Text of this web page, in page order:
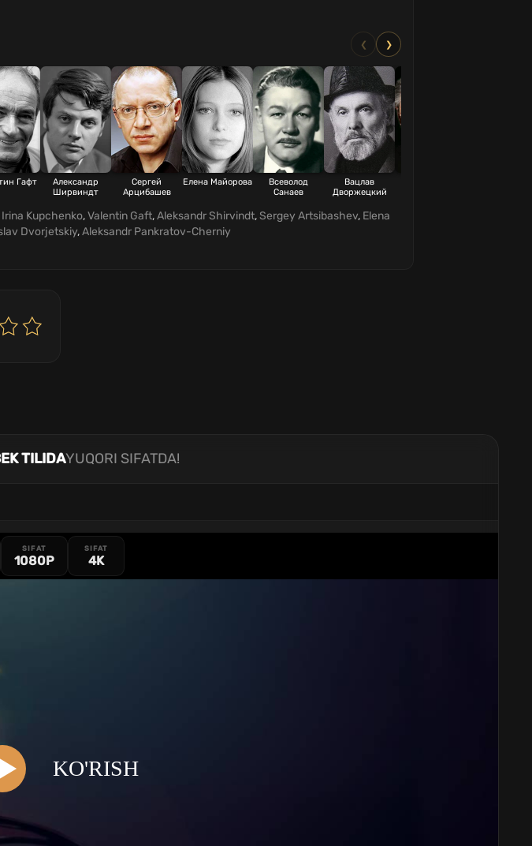
❮ ❯
Гафт
Александр
Ширвиндт
Сергей
Арцибашев
Елена Майорова
Всеволод
Санаев
Вацлав
Дворжецкий
Irina Kupchenko,Valentin Gaft,Aleksandr Shirvindt,Sergey Artsibashev, Elena
Dvorjetskiy,Aleksandr Pankratov-Cherniy
TILIDAYUQORI SIFATDA!
SIFAT
1080P
SIFAT
4K